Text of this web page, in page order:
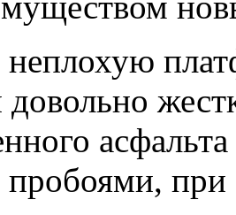
неплохую
пробоями,